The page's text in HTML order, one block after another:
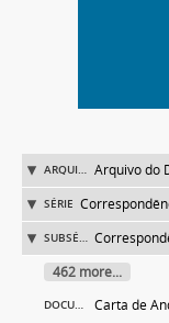
ARQUIVO Arquivo do
SÉRIE
SUBSÉRIE
462 more...
DOCUMENTO Carta de